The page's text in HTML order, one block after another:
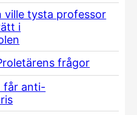
ville tysta professor
i
frågor
får anti-